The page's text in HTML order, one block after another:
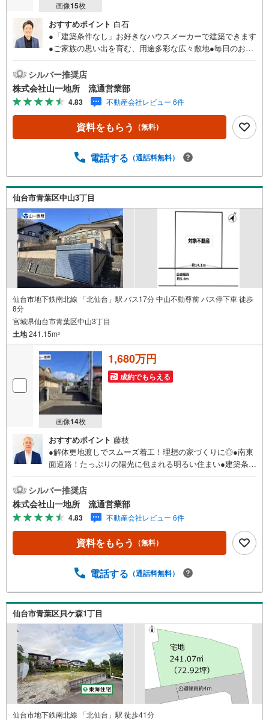
画像15枚
おすすめポイント 白石
●「建築条件なし」お好きなハウスメーカーで建築できます
●ご家族の思い出を育む、用途多彩な広々敷地●毎日のお買
家庭菜園で緑の潤い溢れる暮らしを●○●○●○●○●○●○●○●○●
○●○●○●【物件購入のご相談】地元に強い「山一地所」だ
から売買物件も豊富です！ご希望の物件のご紹介から、ロ
ーンのご相談、投資のご相談までおまかせください!!■住宅
ローンはどれくらい組めるのだろう？■無理のない支払いの
為には、予算をいくらにすればいいの？■マンションか戸建
しています。売却と購入をうまく進めるコツは？■どのくら
クの相談もできるのかな？お住まいに関するご相談を随時
お受けしております。専門のスタッフが丁寧な対応と説明
でサポート致します。●○●○●○●○●○●○●○●○●○●○●○●
シルバー推奨店
株式会社山一地所 流通営業部
4.83 不動産会社レビュー 6件
資料をもらう （無料）
電話する （通話料無料）
仙台市青葉区中山3丁目
仙台市地下鉄南北線 「北仙台」駅 バス17分 中山不動尊前 バス停下車 徒歩
8分
宮城県仙台市青葉区中山3丁目
土地241.15m2
画像14枚
1,680万円
成約でもらえる
おすすめポイント 藤枝
●解体更地渡しでスムーズ着工！理想の家づくりに◎●南東
面道路！たっぷりの陽光に包まれる明るい住まい●建築条件
グや家庭菜園で緑の潤い溢れる暮らしを●○●○●○●○●○●○●○
●○●○●○●【購入のご相談】地元に強い「山一地所」だか
ら、売買物件も豊富に取り揃えています。ご希望条件に合
った物件のご紹介から住宅ローン・資金計画・投資のご相
談までワンストップでサポートいたします。こんなお悩み
はありませんか？・住宅ローンはどれくらい借りられる
建て、どう選べばいい？お住まいに関するご相談は随時受
します。●○●○●○●○●○●○●○●○●○●○●
シルバー推奨店
株式会社山一地所 流通営業部
4.83 不動産会社レビュー 6件
資料をもらう （無料）
電話する （通話料無料）
仙台市青葉区貝ケ森1丁目
仙台市地下鉄南北線 「北仙台」駅 徒歩41分